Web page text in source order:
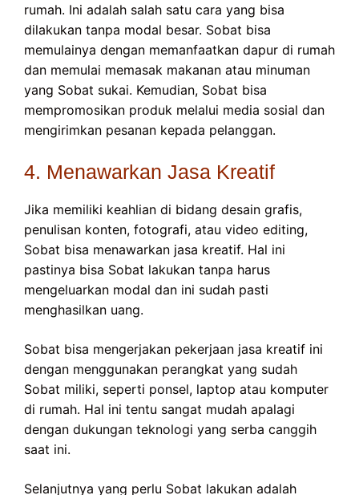
rumah. Ini adalah salah satu cara yang bisa
dilakukan tanpa modal besar. Sobat bisa
memulainya dengan memanfaatkan dapur di rumah
dan memulai memasak makanan atau minuman
yang Sobat sukai. Kemudian, Sobat bisa
mempromosikan produk melalui media sosial dan
mengirimkan pesanan kepada pelanggan.
4. Menawarkan Jasa Kreatif
Jika memiliki keahlian di bidang desain grafis,
penulisan konten, fotografi, atau video editing,
Sobat bisa menawarkan jasa kreatif. Hal ini
pastinya bisa Sobat lakukan tanpa harus
mengeluarkan modal dan ini sudah pasti
menghasilkan uang.
Sobat bisa mengerjakan pekerjaan jasa kreatif ini
dengan menggunakan perangkat yang sudah
Sobat miliki, seperti ponsel, laptop atau komputer
di rumah. Hal ini tentu sangat mudah apalagi
dengan dukungan teknologi yang serba canggih
saat ini.
Selanjutnya yang perlu Sobat lakukan adalah